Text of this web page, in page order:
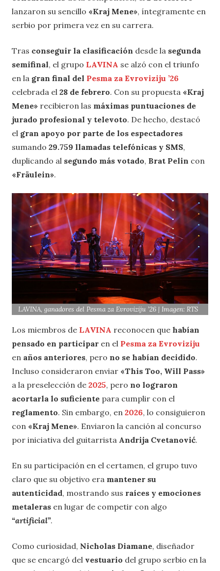
lanzaron su sencillo «Kraj Mene», íntegramente en
serbio por primera vez en su carrera.
Tras conseguir la clasificación desde la segunda
semifinal, el grupo LAVINA se alzó con el triunfo
en la gran final del Pesma za Evroviziju ’26
celebrada el 28 de febrero. Con su propuesta «Kraj
Mene» recibieron las máximas puntuaciones de
jurado profesional y televoto. De hecho, destacó
el gran apoyo por parte de los espectadores
sumando 29.759 llamadas telefónicas y SMS,
duplicando al segundo más votado, Brat Pelin con
«Fräulein».
LAVINA, ganadores del Pesma za Evroviziju ’26 | Imagen: RTS
Los miembros de LAVINA reconocen que habían
pensado en participar en el Pesma za Evroviziju
en años anteriores, pero no se habían decidido.
Incluso consideraron enviar «This Too, Will Pass»
a la preselección de 2025, pero no lograron
acortarla lo suficiente para cumplir con el
reglamento. Sin embargo, en 2026, lo consiguieron
con «Kraj Mene». Enviaron la canción al concurso
por iniciativa del guitarrista Andrija Cvetanović.
En su participación en el certamen, el grupo tuvo
claro que su objetivo era mantener su
autenticidad, mostrando sus raíces y emociones
metaleras en lugar de competir con algo
“artificial”.
Como curiosidad, Nicholas Diamane, diseñador
que se encargó del vestuario del grupo serbio en la